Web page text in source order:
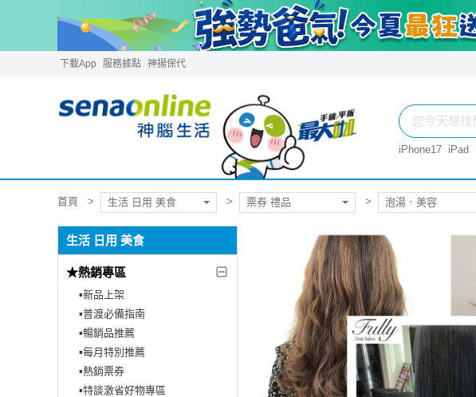
下載App 服務據點 神揚保代
iPhone17 iPad
首頁 生活 日用 美食 票券 禮品 泡湯．美容
生活 日用 美食
★熱銷專區
▪︎新品上架
▪︎普渡必備指南
▪︎暢銷品推薦
▪︎每月特別推薦
▪︎熱銷票券
▪︎特談激省好物專區